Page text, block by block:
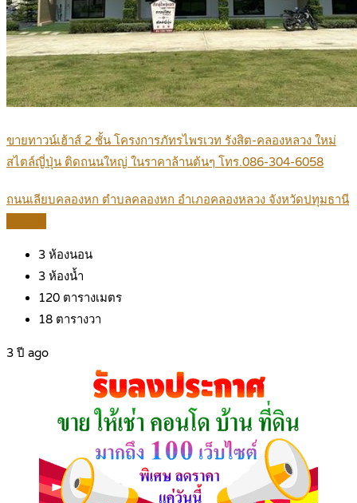
ขายทาวน์เฮ้าส์ 2 ชั้น โครงการภัทรไพรเวท รังสิต-คลองหลวง ใหม่
สไตล์ญี่ปุ่น ติดถนนใหญ่ ในราคาล้านต้นๆ โทร.086-304-6058
ถนนเลียบคลองหก ตำบลคลองหก อำเภอคลองหลวง จังหวัดปทุมธานี
3 ห้องนอน
3 ห้องน้ำ
120 ตารางเมตร
18 ตารางวา
3 ปี ago